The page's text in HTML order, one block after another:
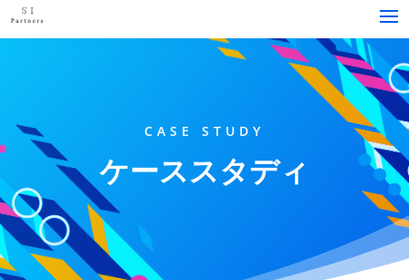
CASE STUDY
ケーススタディ